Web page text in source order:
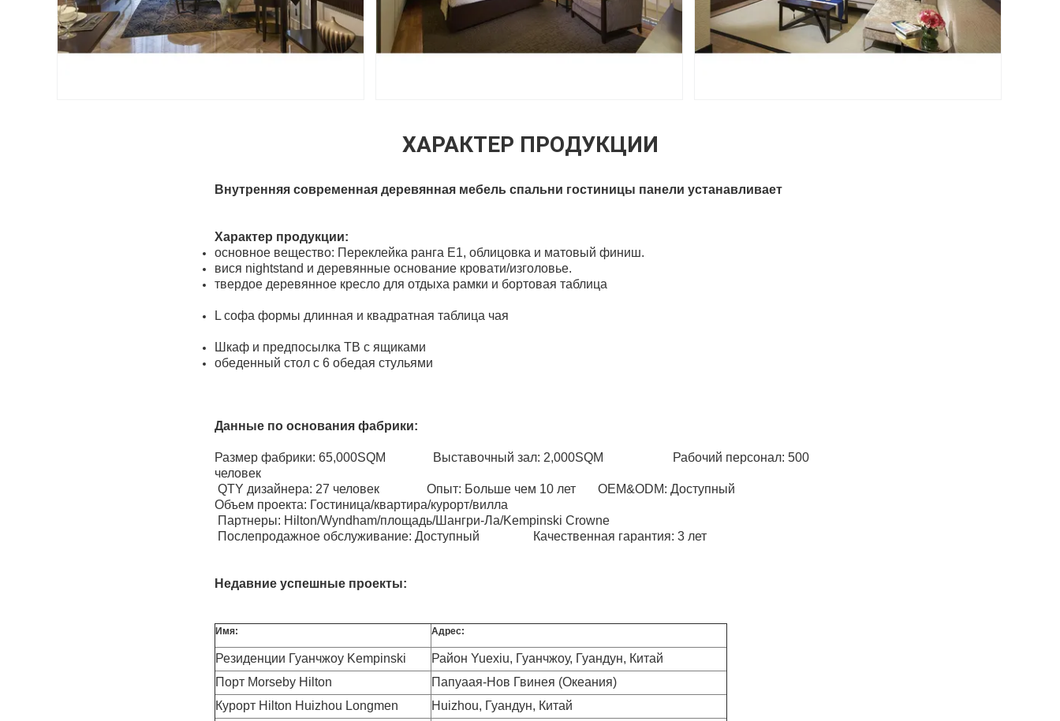
ХАРАКТЕР ПРОДУКЦИИ
Внутренняя современная деревянная мебель спальни гостиницы панели устанавливает
Характер продукции:
основное вещество: Переклейка ранга E1, облицовка и матовый финиш.
вися nightstand и деревянные основание кровати/изголовье.
твердое деревянное кресло для отдыха рамки и бортовая таблица
L софа формы длинная и квадратная таблица чая
Шкаф и предпосылка ТВ с ящиками
обеденный стол с 6 обедая стульями
Данные по основания фабрики:
Размер фабрики: 65,000SQM Выставочный зал: 2,000SQM Рабочий персонал: 500
человек
QTY дизайнера: 27 человек Опыт: Больше чем 10 лет OEM&ODM: Доступный
Объем проекта: Гостиница/квартира/курорт/вилла
Партнеры: Hilton/Wyndham/площадь/Шангри-Ла/Kempinski Crowne
Послепродажное обслуживание: Доступный Качественная гарантия: 3 лет
Недавние успешные проекты:
Имя: Адрес:
Резиденции Гуанчжоу Kempinski
Район Yuexiu, Гуанчжоу, Гуандун, Китай
Порт Morseby Hilton
Папуаая-Нов Гвинея (Океания)
Курорт Hilton Huizhou Longmen
Huizhou, Гуандун, Китай